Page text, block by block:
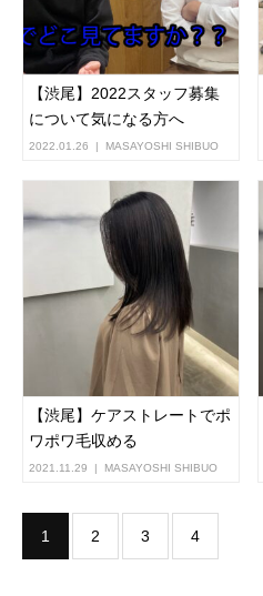
【渋尾】2022スタッフ募集
について気になる方へ
2022.01.26 MASAYOSHI SHIBUO
【渋尾】ケアストレートでポ
ワポワ毛収める
2021.11.29 MASAYOSHI SHIBUO
1 2 3 4